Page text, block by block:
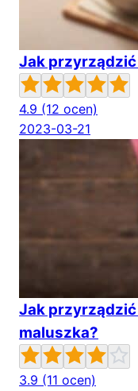
Jak przyrządzić
4.9 (12 ocen)
2023-03-21
Jak przyrządzić
maluszka?
3.9 (11 ocen)